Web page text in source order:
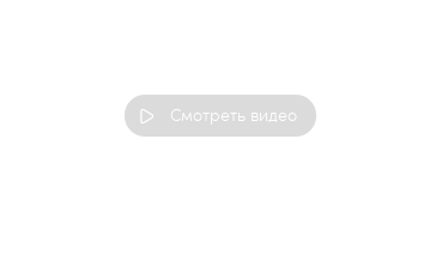
Смотреть видео